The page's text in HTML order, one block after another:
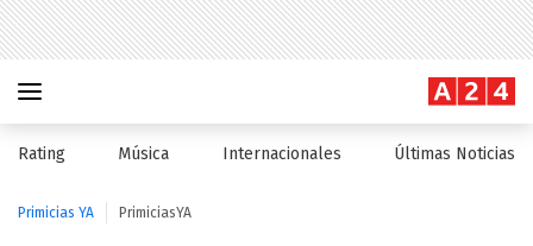
Rating Música Internacionales Últimas Noticias
Primicias YA PrimiciasYA